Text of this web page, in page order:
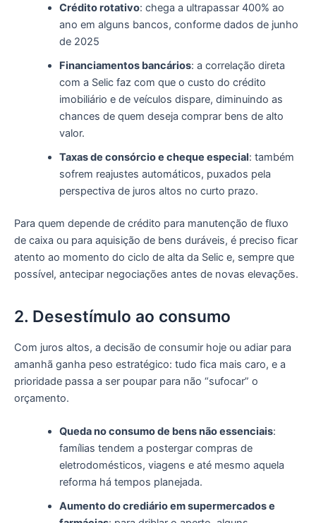
Crédito rotativo: chega a ultrapassar 400% ao
ano em alguns bancos, conforme dados de junho
de 2025
Financiamentos bancários: a correlação direta
com a Selic faz com que o custo do crédito
imobiliário e de veículos dispare, diminuindo as
chances de quem deseja comprar bens de alto
valor.
Taxas de consórcio e cheque especial: também
sofrem reajustes automáticos, puxados pela
perspectiva de juros altos no curto prazo.
Para quem depende de crédito para manutenção de fluxo
de caixa ou para aquisição de bens duráveis, é preciso ficar
atento ao momento do ciclo de alta da Selic e, sempre que
possível, antecipar negociações antes de novas elevações.
2. Desestímulo ao consumo
Com juros altos, a decisão de consumir hoje ou adiar para
amanhã ganha peso estratégico: tudo fica mais caro, e a
prioridade passa a ser poupar para não “sufocar” o
orçamento.
Queda no consumo de bens não essenciais:
famílias tendem a postergar compras de
eletrodomésticos, viagens e até mesmo aquela
reforma há tempos planejada.
Aumento do crediário em supermercados e